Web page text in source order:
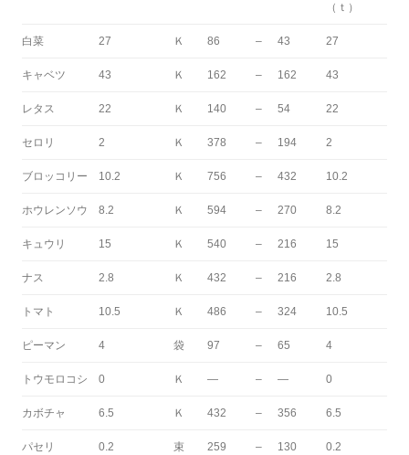
（ｔ）
白菜 27 Ｋ 86 – 43 27
キャベツ 43 Ｋ 162 – 162 43
レタス 22 Ｋ 140 – 54 22
セロリ 2 Ｋ 378 – 194 2
ブロッコリー 10.2 Ｋ 756 – 432 10.2
ホウレンソウ 8.2 Ｋ 594 – 270 8.2
キュウリ 15 Ｋ 540 – 216 15
ナス 2.8 Ｋ 432 – 216 2.8
トマト 10.5 Ｋ 486 – 324 10.5
ピーマン 4 袋 97 – 65 4
トウモロコシ 0 Ｋ — – — 0
カボチャ 6.5 Ｋ 432 – 356 6.5
パセリ 0.2 束 259 – 130 0.2